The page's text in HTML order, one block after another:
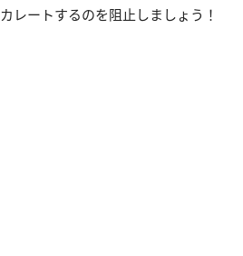
レートするのを阻止しましょう！